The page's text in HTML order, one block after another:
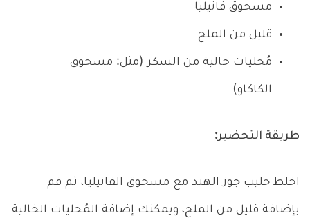
مسحوق فانيليا
قليل من الملح
مُحليات خالية من السكر (مثل: مسحوق
الكاكاو)
طريقة التحضير:
اخلط حليب جوز الهند مع مسحوق الفانيليا، ثم قم
بإضافة قليل من الملح، ويمكنك إضافة المُحليات الخالية